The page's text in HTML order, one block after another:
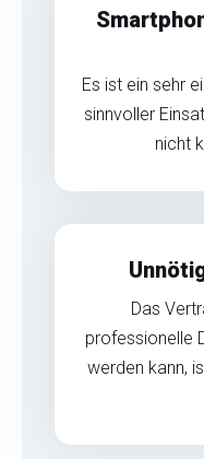
Es ist ein sehr
sinnvoller
nicht
Das
professionelle
werden kann,